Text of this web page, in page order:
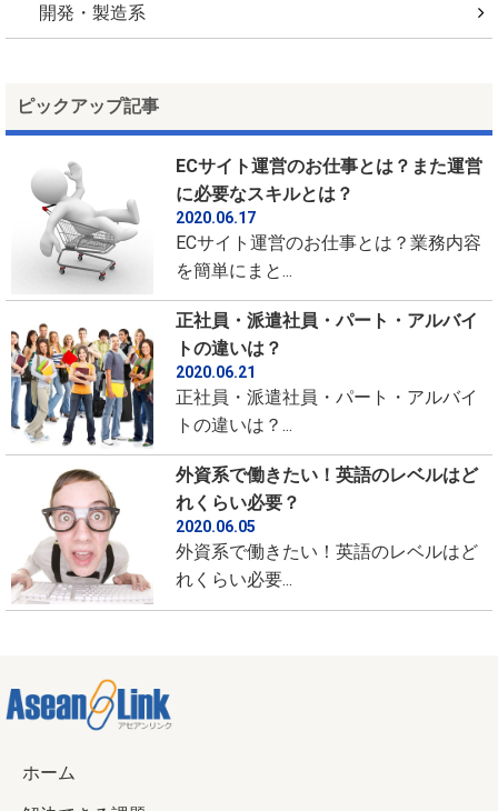
開発・製造系
ピックアップ記事
ECサイト運営のお仕事とは？また運営
に必要なスキルとは？
2020.06.17
ECサイト運営のお仕事とは？業務内容
を簡単にまと...
正社員・派遣社員・パート・アルバイ
トの違いは？
2020.06.21
正社員・派遣社員・パート・アルバイ
トの違いは？...
外資系で働きたい！英語のレベルはど
れくらい必要？
2020.06.05
外資系で働きたい！英語のレベルはど
れくらい必要...
ホーム